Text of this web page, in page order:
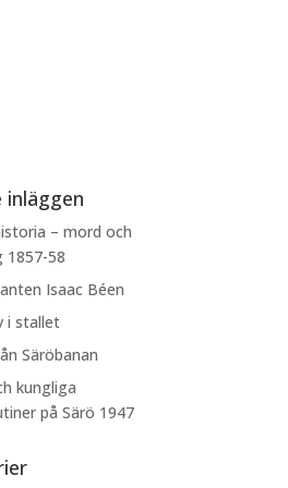
inläggen
– mord och
1857-58
Isaac Béen
i stallet
Säröbanan
kungliga
på Särö 1947